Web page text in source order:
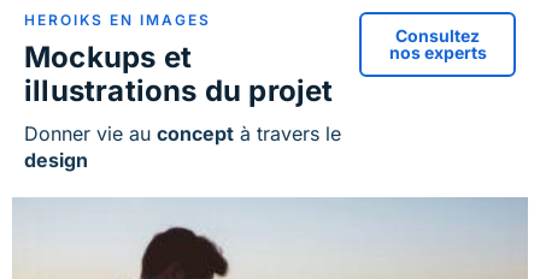
HEROIKS EN IMAGES
Mockups et
illustrations du projet
Donner vie au concept à travers le
design
Consultez
nos experts